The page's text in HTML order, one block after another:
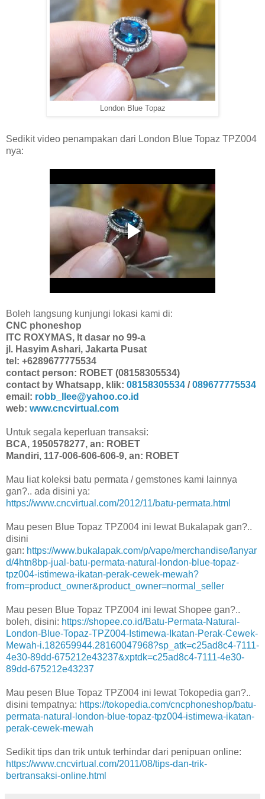
London Blue Topaz
Sedikit video penampakan dari London Blue Topaz TPZ004
nya:
Boleh langsung kunjungi lokasi kami di:
CNC phoneshop
ITC ROXYMAS, lt dasar no 99-a
jl. Hasyim Ashari, Jakarta Pusat
tel: +6289677775534
contact person: ROBET (08158305534)
contact by Whatsapp, klik: 08158305534 /089677775534
email: robb_llee@yahoo.co.id
web: www.cncvirtual.com
Untuk segala keperluan transaksi:
BCA, 1950578277, an: ROBET
Mandiri, 117-006-606-606-9, an: ROBET
Mau liat koleksi batu permata / gemstones kami lainnya
gan?.. ada disini ya:
https://www.cncvirtual.com/2012/11/batu-permata.html
Mau pesen Blue Topaz TPZ004 ini lewat Bukalapak gan?..
disini
gan: https://www.bukalapak.com/p/vape/merchandise/lanyar
d/4htn8bp-jual-batu-permata-natural-london-blue-topaz-
tpz004-istimewa-ikatan-perak-cewek-mewah?
from=product_owner&product_owner=normal_seller
Mau pesen Blue Topaz TPZ004 ini lewat Shopee gan?..
boleh, disini: https://shopee.co.id/Batu-Permata-Natural-
London-Blue-Topaz-TPZ004-Istimewa-Ikatan-Perak-Cewek-
Mewah-i.182659944.28160047968?sp_atk=c25ad8c4-7111-
4e30-89dd-675212e43237&xptdk=c25ad8c4-7111-4e30-
89dd-675212e43237
Mau pesen Blue Topaz TPZ004 ini lewat Tokopedia gan?..
disini tempatnya: https://tokopedia.com/cncphoneshop/batu-
permata-natural-london-blue-topaz-tpz004-istimewa-ikatan-
perak-cewek-mewah
Sedikit tips dan trik untuk terhindar dari penipuan online:
https://www.cncvirtual.com/2011/08/tips-dan-trik-
bertransaksi-online.html